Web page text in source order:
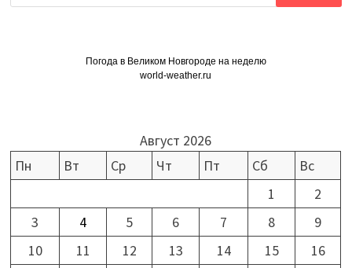
Погода в Великом Новгороде на неделю
world-weather.ru
Август 2026
Пн
Вт Ср Чт Пт Сб
Вс
1
2
3
4 5 6 7 8
9
10
11 12 13 14 15
16